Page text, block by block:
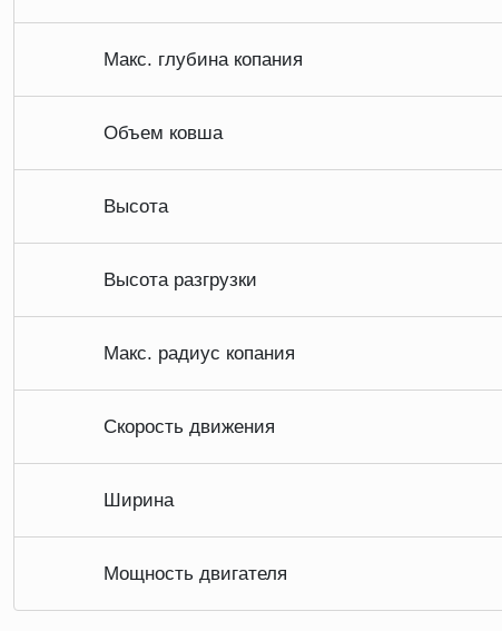
Макс. глубина копания
Объем ковша
Высота
Высота разгрузки
Макс. радиус копания
Скорость движения
Ширина
Мощность двигателя